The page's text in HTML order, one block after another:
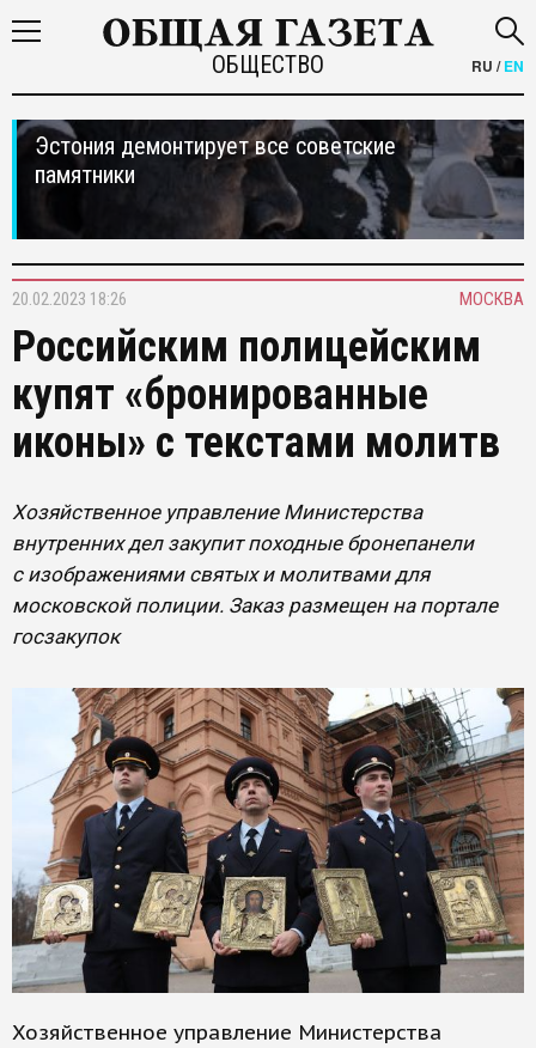
ОБЩЕСТВО RU /EN
Эстония демонтирует все советские
памятники
МОСКВА
20.02.2023 18:26
Российским полицейским
купят «бронированные
иконы» с текстами молитв
Хозяйственное управление Министерства
внутренних дел закупит походные бронепанели
с изображениями святых и молитвами для
московской полиции. Заказ размещен на портале
госзакупок
Хозяйственное управление Министерства